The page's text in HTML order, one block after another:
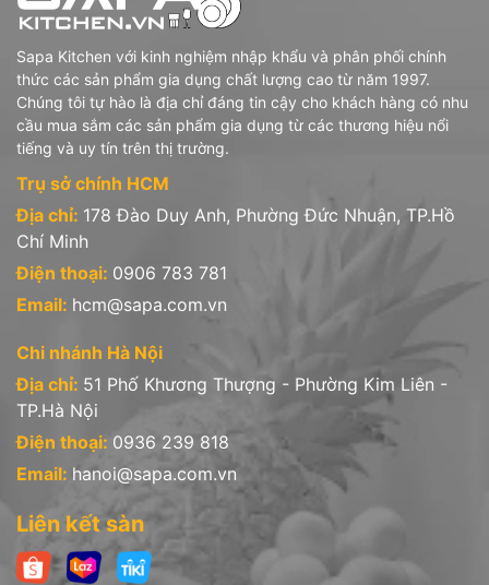
3 - Iwaki (Nhật Bản): gồm các sản phẩm
- Hũ hộp thủy tinh chịu nhiệt borosilicate
- Bình nước, bình trà thủy tinh chịu nhiệt borosilicate
4- Stoneline (Đức): sản phẩm Nồi chảo chống dính phủ đá thiên
5- Sapata (Việt Nam): gồm sản phẩm hũ hộp, chai lọ thủy tinh
Tp.HCM.
Hotline: 0906 783 781
* Chi nhánh tại Hà Nội: 51 Phố Khương Thượng - Phường Trung
Liệt - Quận Đống Đa - Hà Nội
Sapa Kitchen với kinh nghiệm nhập khẩu và phân phối chính
thức các sản phẩm gia dụng chất lượng cao từ năm 1997.
Chúng tôi tự hào là địa chỉ đáng tin cậy cho khách hàng có nhu
cầu mua sắm các sản phẩm gia dụng từ các thương hiệu nổi
tiếng và uy tín trên thị trường.
Trụ sở chính HCM
Địa chỉ: 178 Đào Duy Anh, Phường Đức Nhuận, TP.Hồ
Chí Minh
Điện thoại: 0906 783 781
Email: hcm@sapa.com.vn
Chi nhánh Hà Nội
Địa chỉ: 51 Phố Khương Thượng - Phường Kim Liên -
TP.Hà Nội
Điện thoại: 0936 239 818
Email: hanoi@sapa.com.vn
Liên kết sàn